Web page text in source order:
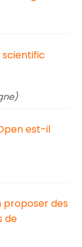
est-il
proposer des
de